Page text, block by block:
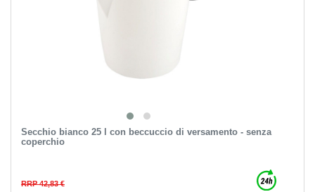
Secchio bianco 25 l con beccuccio di versamento - senza
coperchio
RRP 42,83 €